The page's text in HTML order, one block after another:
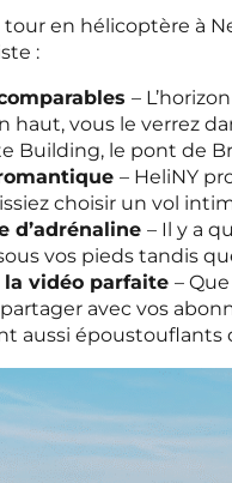
en hélicoptère à
:
–
haut, vous le verrez
Building, le pont de
– HeliNY
choisir un vol
d’adrénaline – Il y a
vos pieds tandis
la vidéo parfaite –
avec vos
aussi époustouflants